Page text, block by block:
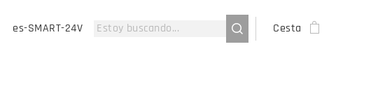
es-SMART-24V Cesta